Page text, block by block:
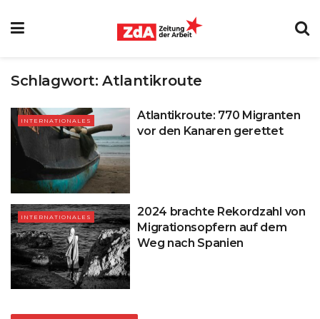
Schlagwort:Atlantikroute
INTERNATIONALES
Atlantikroute: 770 Migranten
vor den Kanaren gerettet
INTERNATIONALES
2024 brachte Rekordzahl von
Migrationsopfern auf dem
Weg nach Spanien